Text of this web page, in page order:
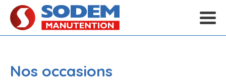
Nos occasions